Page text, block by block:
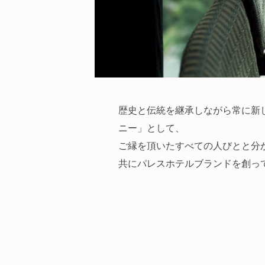
歴史と伝統を継承しながら常に
ニー」として、
ご縁を頂いたすべての人びとと
共にパレスホテルブランドを創っ